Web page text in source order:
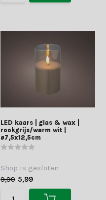
LED kaars | glas & wax |
rookgrijs/warm wit |
ø7,5x12,5cm
Shop is gesloten
9,99 5,99